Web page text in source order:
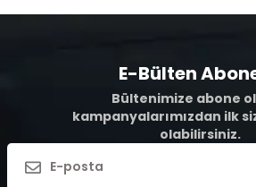
E-Bülten
Bültenimize abone
kampanyalarımızdan ilk
olabilirsiniz.